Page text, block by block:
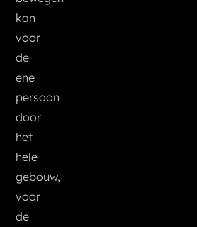
kan
voor
de
ene
persoon
door
het
hele
gebouw,
voor
de